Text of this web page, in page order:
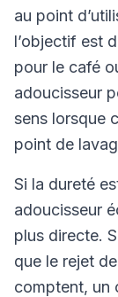
au point
l’objectif est
pour le café
adoucisseur
sens lorsque
point de
Si la dureté
adoucisseur
plus directe.
que le rejet
comptent, un